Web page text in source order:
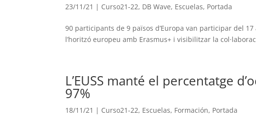
23/11/21 | Curso21-22, DB Wave, Escuelas, Portada
90 participants de 9 països d’Europa van participar del
l’horitzó europeu amb Erasmus+ i visibilitzar la
L’EUSS manté el percentatge
97%
18/11/21 | Curso21-22, Escuelas, Formación, Portada